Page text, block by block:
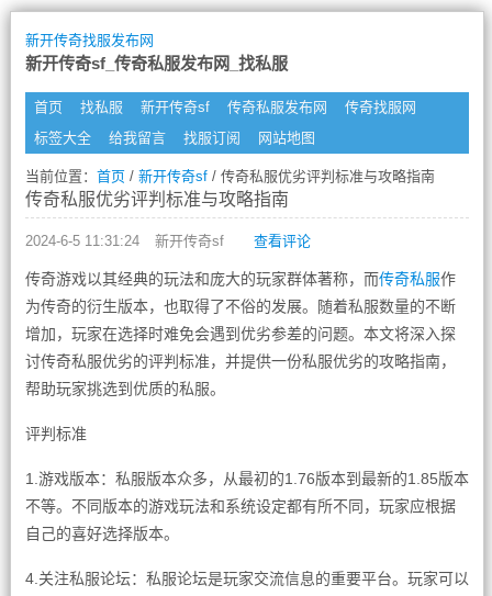
新开传奇找服发布网
新开传奇sf_传奇私服发布网_找私服
首页 找私服 新开传奇sf 传奇私服发布网
传奇找服网
标签大全
给我留言 找服订阅 网站地图
当前位置： 首页/ 新开传奇sf/ 传奇私服优劣评判标准与攻略指南
传奇私服优劣评判标准与攻略指南
2024-6-5 11:31:24 新开传奇sf 查看评论
传奇游戏以其经典的玩法和庞大的玩家群体著称，而传奇私服作
为传奇的衍生版本，也取得了不俗的发展。随着私服数量的不断
增加，玩家在选择时难免会遇到优劣参差的问题。本文将深入探
讨传奇私服优劣的评判标准，并提供一份私服优劣的攻略指南，
帮助玩家挑选到优质的私服。
评判标准
1.游戏版本：私服版本众多，从最初的1.76版本到最新的1.85版本
不等。不同版本的游戏玩法和系统设定都有所不同，玩家应根据
自己的喜好选择版本。
4.关注私服论坛：私服论坛是玩家交流信息的重要平台。玩家可以